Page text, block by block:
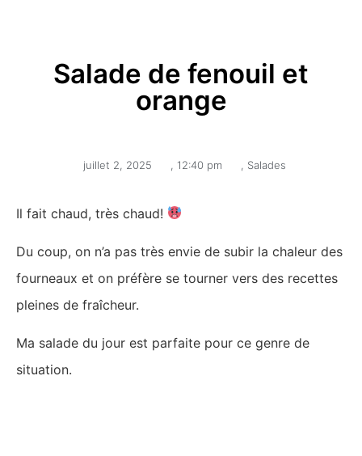
Salade de fenouil et
orange
juillet 2, 2025 12:40 pm Salades
Il fait chaud, très chaud!
Du coup, on n’a pas très envie de subir la chaleur des
fourneaux et on préfère se tourner vers des recettes
pleines de fraîcheur.
Ma salade du jour est parfaite pour ce genre de
situation.